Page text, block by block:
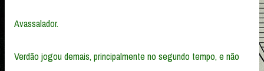
Avassalador.
Verdão jogou demais, principalmente no segundo tempo, e não